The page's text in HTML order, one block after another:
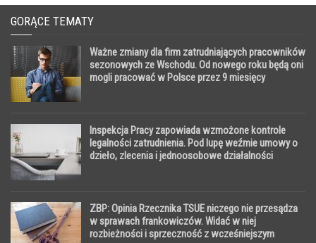
GORĄCE TEMATY
Ważne zmiany dla firm zatrudniających pracowników
sezonowych ze Wschodu. Od nowego roku będą oni
mogli pracować w Polsce przez 9 miesięcy
Inspekcja Pracy zapowiada wzmożone kontrole
legalności zatrudnienia. Pod lupę weźmie umowy o
dzieło, zlecenia i jednoosobowe działalności
ZBP: Opinia Rzecznika TSUE niczego nie przesądza
w sprawach frankowiczów. Widać w niej
rozbieżności i sprzeczność z wcześniejszym